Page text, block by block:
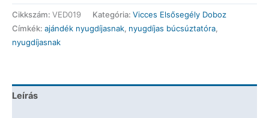
Doboz
-
Nyugdíjas
Elsősegély
Ajándék
Cikkszám: VED019 Kategória: Vicces Elsősegély Doboz
Címkék: ajándék nyugdíjasnak, nyugdíjas búcsúztatóra,
nyugdíjasnak
Leírás